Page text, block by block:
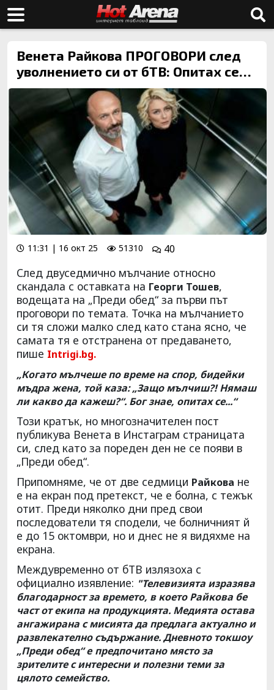
Венета Райкова ПРОГОВОРИ след
уволнението си от бТВ: Опитах се…
11:31 | 16 окт 25 51310 40
След двуседмично мълчание относно
скандала с оставката на Георги Тошев,
водещата на „Преди обед“ за първи път
проговори по темата. Точка на мълчанието
си тя сложи малко след като стана ясно, че
самата тя е отстранена от предаването,
пише Intrigi.bg.
„Когато мълчеше по време на спор, бидейки
мъдра жена, той каза: „Защо мълчиш?! Нямаш
ли какво да кажеш?“. Бог знае, опитах се...“
Този кратък, но многозначителен пост
публикува Венета в Инстаграм страницата
си, след като за пореден ден не се появи в
„Преди обед“.
Припомняме, че от две седмици Райкова не
е на екран под претекст, че е болна, с тежък
отит. Преди няколко дни пред свои
последователи тя сподели, че болничният й
е до 15 октомври, но и днес не я видяхме на
екрана.
Междувременно от бТВ излязоха с
официално изявление: "Телевизията изразява
благодарност за времето, в което Райкова бе
част от екипа на продукцията. Медията остава
ангажирана с мисията да предлага актуално и
развлекателно съдържание. Дневното токшоу
„Преди обед“ e предпочитано място за
зрителите с интересни и полезни теми за
цялото семейство.